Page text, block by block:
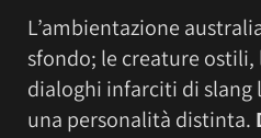
L’ambientazione
sfondo; le creature ostili,
dialoghi infarciti di slang
una personalità distinta.